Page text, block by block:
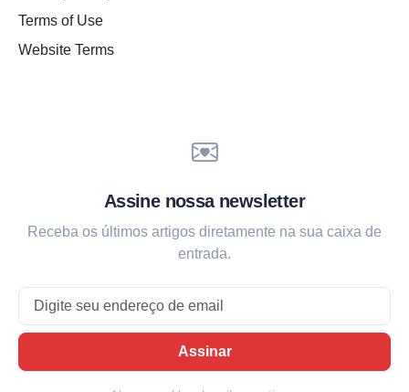
Terms of Use
Website Terms
Assine nossa newsletter
Receba os últimos artigos diretamente na sua caixa de
entrada.
Email
Assinar